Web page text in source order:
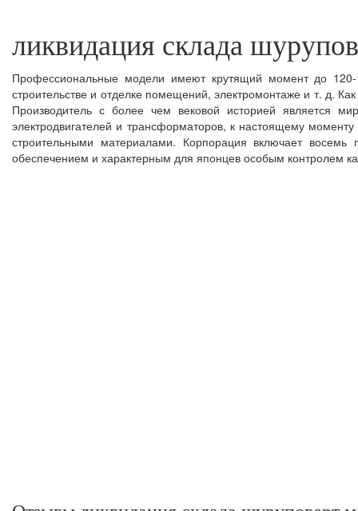
ликвидация склада
Профессиональные модели имеют крутящий момент до
строительстве и отделке помещений, электромонтаже и т. д.
Производитель с более чем вековой историей является
электродвигателей и трансформаторов, к настоящему
строительными материалами. Корпорация включает
обеспечением и характерным для японцев особым контролем